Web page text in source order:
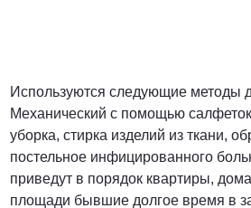
Используются следующие методы
Механический с помощью
уборка, стирка изделий из ткани,
постельное инфицированного
приведут в порядок квартиры,
площади бывшие долгое время в